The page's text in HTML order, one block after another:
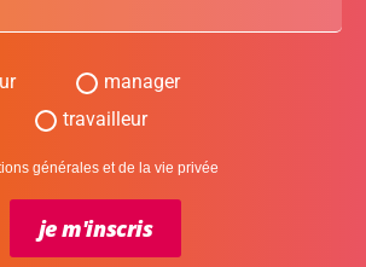
manager
travailleur
générales et de la vie privée
je m'inscris